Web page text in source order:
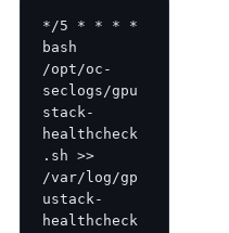
*/5 * * * *
bash
/opt/oc-
seclogs/gpu
stack-
healthcheck
.sh >>
/var/log/gp
ustack-
healthcheck